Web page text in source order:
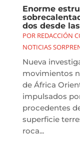
Enorme
dos desde
POR REDACCIÓN
NOTICIAS
Nueva
movimientos
de África
impulsados
procedentes
superficie
roca...